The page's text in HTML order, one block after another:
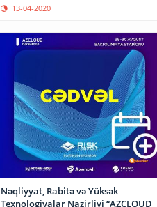
13-04-2020
Nəqliyyat, Rabitə və Yüksək
Texnologiyalar Nazirliyi “AZCLOUD